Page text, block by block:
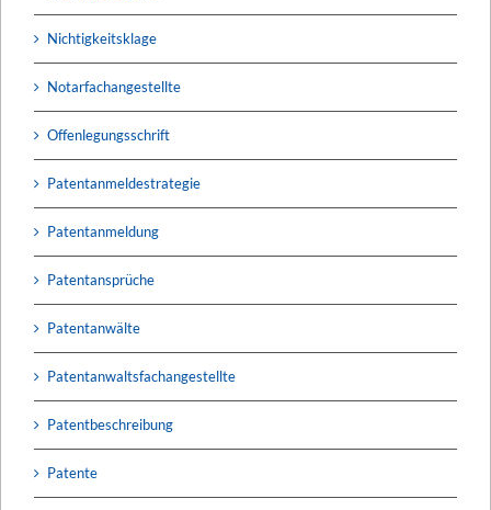
Nichtigkeitsklage
Notarfachangestellte
Offenlegungsschrift
Patentanmeldestrategie
Patentanmeldung
Patentansprüche
Patentanwälte
Patentanwaltsfachangestellte
Patentbeschreibung
Patente